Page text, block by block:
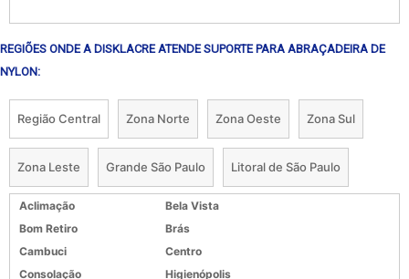
REGIÕES ONDE A DISKLACRE ATENDE SUPORTE PARA ABRAÇADEIRA DE
NYLON:
Região Central Zona Norte Zona Oeste Zona Sul
Zona Leste Grande São Paulo Litoral de São Paulo
Aclimação
Bela Vista
Bom Retiro
Brás
Cambuci
Centro
Consolação
Higienópolis